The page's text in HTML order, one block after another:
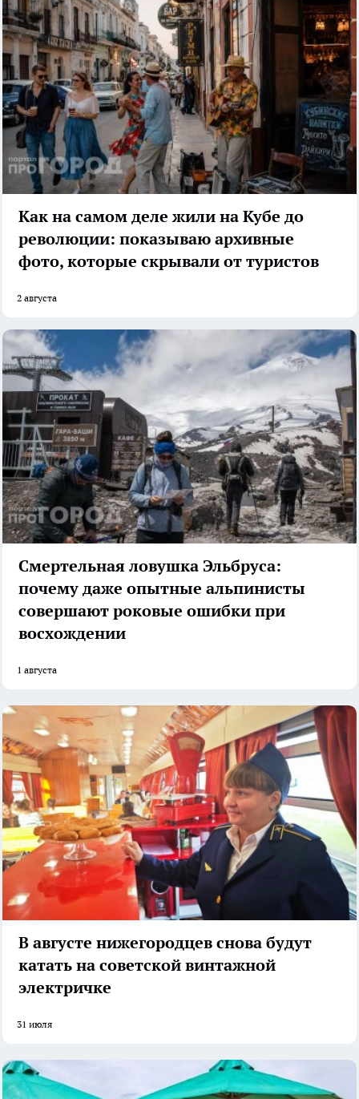
Как на самом деле жили на Кубе до
революции: показываю архивные
фото, которые скрывали от туристов
2 августа
Смертельная ловушка Эльбруса:
почему даже опытные альпинисты
совершают роковые ошибки при
восхождении
1 августа
В августе нижегородцев снова будут
катать на советской винтажной
электричке
31 июля